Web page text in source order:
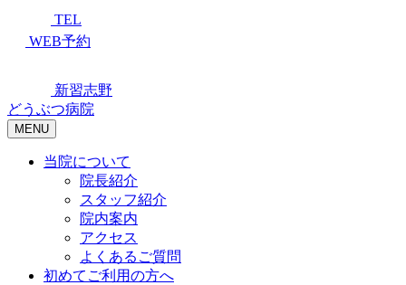
TEL
WEB予約
新習志野
どうぶつ病院
MENU
当院について
院長紹介
スタッフ紹介
院内案内
アクセス
よくあるご質問
初めてご利用の方へ